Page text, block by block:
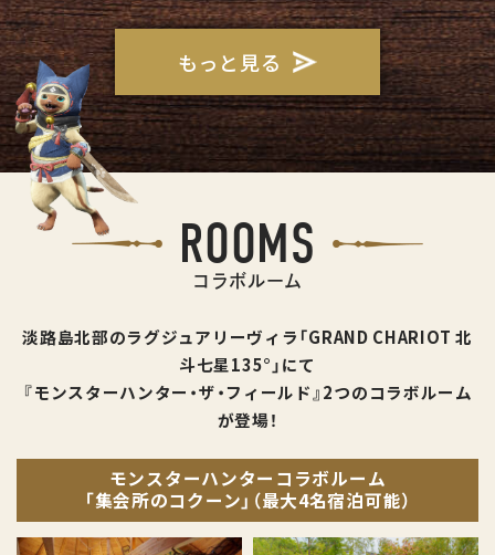
もっと見る
ROOMS
コラボルーム
淡路島北部のラグジュアリーヴィラ「GRAND CHARIOT 北
斗七星135°」にて
『モンスターハンター・ザ・フィールド』2つのコラボルーム
が登場！
モンスターハンターコラボルーム
「集会所のコクーン」（最大4名宿泊可能）